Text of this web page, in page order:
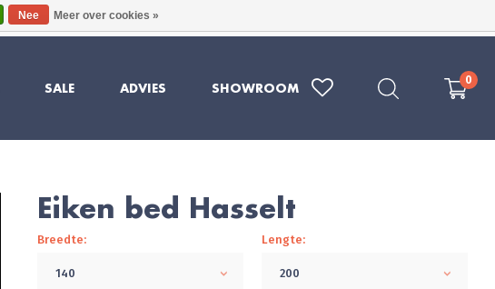
SUPERIEURE KWALITEIT UIT DUITSLAND
SALE ADVIES SHOWROOM
0
Eiken bed Hasselt
Breedte:
140
Lengte:
200
Nee Meer over cookies »